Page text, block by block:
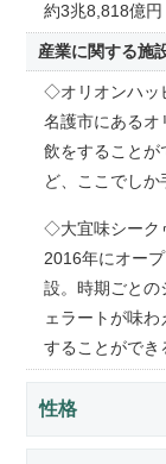
約3兆8,818億円
産業に関する施
◇オリオンハッ
名護市にあるオ
飲をすることが
ど、ここでしか
◇大宜味シーク
2016年にオー
設。時期ごとの
ェラートが味
することができ
性格